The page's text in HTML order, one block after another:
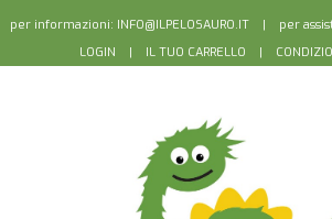
per informazioni: INFO@ILPELOSAURO.IT | per
LOGIN | IL TUO CARRELLO |